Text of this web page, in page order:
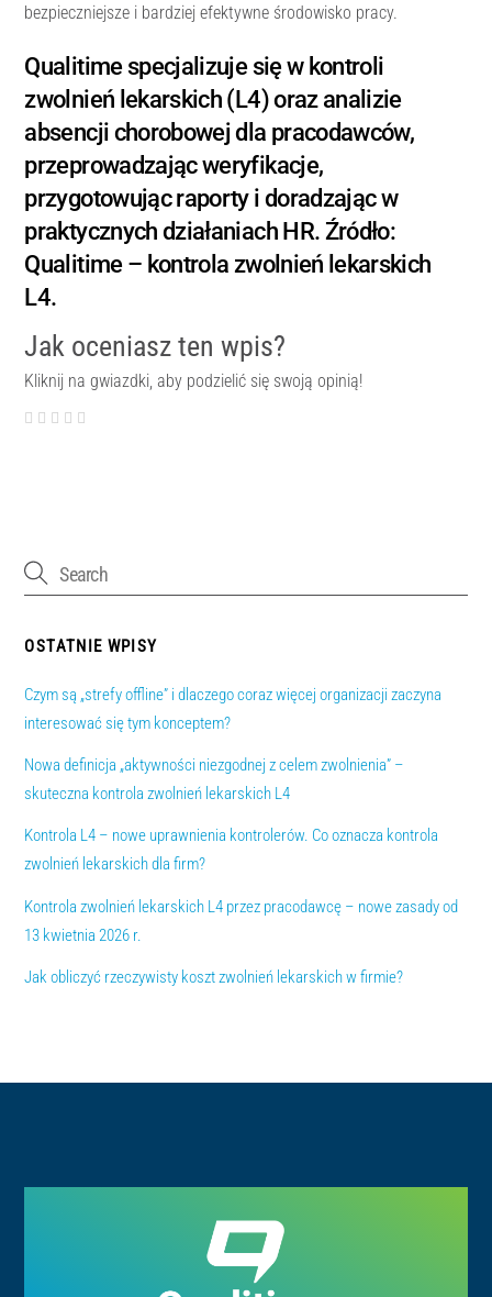
bezpieczniejsze i bardziej efektywne środowisko pracy.
Qualitime specjalizuje się w kontroli
zwolnień lekarskich (L4) oraz analizie
absencji chorobowej dla pracodawców,
przeprowadzając weryfikacje,
przygotowując raporty i doradzając w
praktycznych działaniach HR. Źródło:
Qualitime – kontrola zwolnień lekarskich
L4.
Jak oceniasz ten wpis?
Kliknij na gwiazdki, aby podzielić się swoją opinią!
OSTATNIE WPISY
Czym są „strefy offline” i dlaczego coraz więcej organizacji zaczyna
interesować się tym konceptem?
Nowa definicja „aktywności niezgodnej z celem zwolnienia” –
skuteczna kontrola zwolnień lekarskich L4
Kontrola L4 – nowe uprawnienia kontrolerów. Co oznacza kontrola
zwolnień lekarskich dla firm?
Kontrola zwolnień lekarskich L4 przez pracodawcę – nowe zasady od
13 kwietnia 2026 r.
Jak obliczyć rzeczywisty koszt zwolnień lekarskich w firmie?